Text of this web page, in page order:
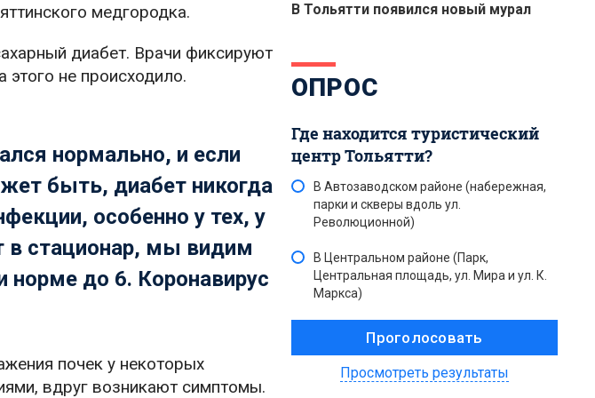
медгородка.
диабет. Врачи фиксируют
этого не происходило.
нормально, и если
быть, диабет никогда
особенно у тех, у
в стационар, мы видим
норме до 6. Коронавирус
почек у некоторых
вдруг возникают симптомы.
В Тольятти появился новый мурал
ОПРОС
Где находится туристический
центр Тольятти?
В Автозаводском районе (набережная,
парки и скверы вдоль ул.
Революционной)
В Центральном районе (Парк,
Центральная площадь, ул. Мира и ул. К.
Маркса)
Просмотреть результаты